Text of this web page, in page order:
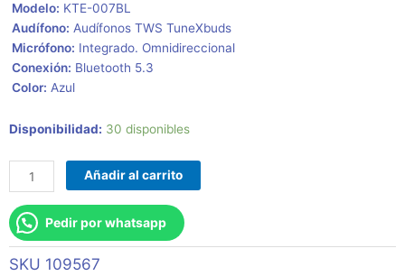
 Modelo: KTE-007BL
 Audífono: Audífonos TWS TuneXbuds
 Micrófono: Integrado. Omnidireccional
 Conexión: Bluetooth 5.3
 Color: Azul
Disponibilidad: 30 disponibles
Auricular
Klip
Kte-
007bl
Tunexbuds
Bluetooth/
Añadir al carrito
Pedir por whatsapp
SKU 109567